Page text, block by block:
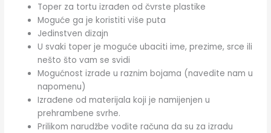
Toper za tortu izrađen od čvrste plastike
Moguće ga je koristiti više puta
Jedinstven dizajn
U svaki toper je moguće ubaciti ime, prezime, srce ili
nešto što vam se svidi
Mogućnost izrade u raznim bojama (navedite nam u
napomenu)
Izrađene od materijala koji je namijenjen u
prehrambene svrhe.
Prilikom narudžbe vodite računa da su za izradu